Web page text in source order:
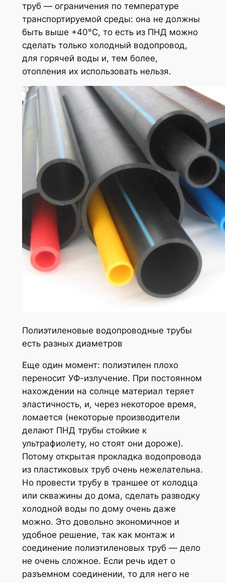
труб — ограничения по температуре
транспортируемой среды: она не должны
быть выше +40°C, то есть из ПНД можно
сделать только холодный водопровод,
для горячей воды и, тем более,
отопления их использовать нельзя.
Полиэтиленовые водопроводные трубы
есть разных диаметров
Еще один момент: полиэтилен плохо
переносит УФ-излучение. При постоянном
нахождении на солнце материал теряет
эластичность, и, через некоторое время,
ломается (некоторые производители
делают ПНД трубы стойкие к
ультрафиолету, но стоят они дороже).
Потому открытая прокладка водопровода
из пластиковых труб очень нежелательна.
Но провести трубу в траншее от колодца
или скважины до дома, сделать разводку
холодной воды по дому очень даже
можно. Это довольно экономичное и
удобное решение, так как монтаж и
соединение полиэтиленовых труб — дело
не очень сложное. Если речь идет о
разъемном соединении, то для него не